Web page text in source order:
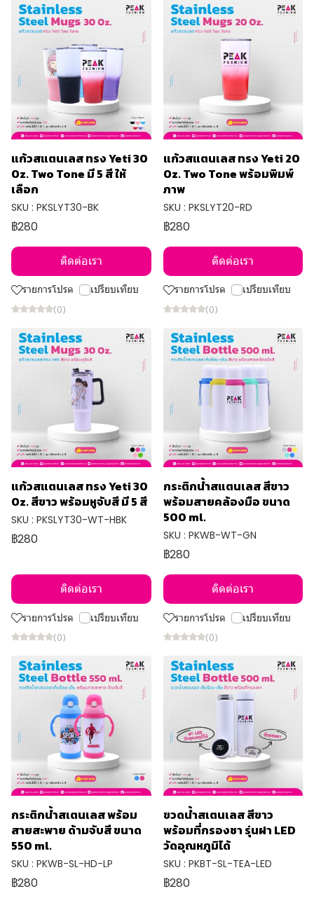
แก้วสแตนเลส ทรง Yeti 30
Oz. Two Tone มี 5 สี ให้
เลือก
SKU : PKSLYT30-BK
฿280
ติดต่อเรา
รายการโปรด เปรียบเทียบ
(0)
แก้วสแตนเลส ทรง Yeti 20
Oz. Two Tone พร้อมพิมพ์
ภาพ
SKU : PKSLYT20-RD
฿280
ติดต่อเรา
รายการโปรด เปรียบเทียบ
(0)
แก้วสแตนเลส ทรง Yeti 30
Oz. สีขาว พร้อมหูจับสี มี 5 สี
SKU : PKSLYT30-WT-HBK
฿280
ติดต่อเรา
รายการโปรด เปรียบเทียบ
(0)
กระติกน้ำสแตนเลส สีขาว
พร้อมสายคล้องมือ ขนาด
500 ml.
SKU : PKWB-WT-GN
฿280
ติดต่อเรา
รายการโปรด เปรียบเทียบ
(0)
กระติกน้ำสเตนเลส พร้อม
สายสะพาย ด้ามจับสี ขนาด
550 ml.
SKU : PKWB-SL-HD-LP
฿280
ขวดน้ำสเตนเลส สีขาว
พร้อมที่กรองชา รุ่นฝา LED
วัดอุณหภูมิได้
SKU : PKBT-SL-TEA-LED
฿280